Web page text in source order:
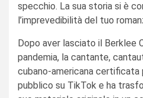
specchio. La sua storia si è
l’imprevedibilità del tuo
Dopo aver lasciato il Berklee
pandemia, la cantante,
cubano-americana certificata
pubblico su TikTok e ha